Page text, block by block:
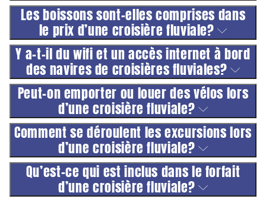
Les boissons sont-elles comprises dans
le prix d’une croisière fluviale?
Y a-t-il du wifi et un accès internet à bord
des navires de croisières fluviales?
Peut-on emporter ou louer des vélos lors
d’une croisière fluviale?
Comment se déroulent les excursions lors
d’une croisière fluviale?
Qu’est-ce qui est inclus dans le forfait
d’une croisière fluviale?